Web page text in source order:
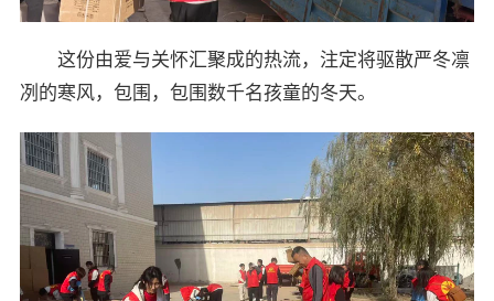
这份由爱与关怀汇聚成的热流，注定将驱散严冬凛
冽的寒风，包围，包围数千名孩童的冬天。